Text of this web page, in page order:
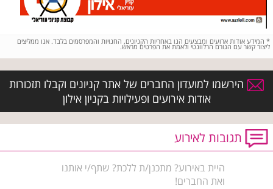
* המידע אודות ארועים ומבצעים הנו באחריות הקניונים, החנויות והמפרסמים בלבד. אנו ממליצים
ליצור קשר עם הגורם הרלוונטי ולאמת את הפרטים מראש.
הירשמו למועדון החברים של אתר קניונים וקבלו תזכורות
אודות אירועים ופעילויות בקניון אילון
תגובות לאירוע
היית באירוע? מתכנן/ת ללכת? שתף/י אותנו
ואת החברים!